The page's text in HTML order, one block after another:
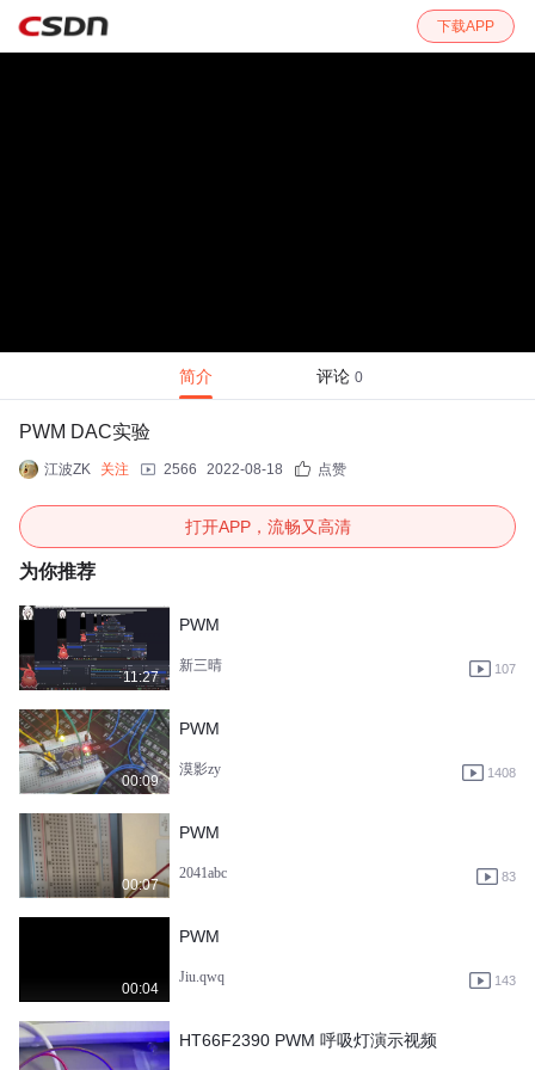
下载APP
简介 评论 0
PWM DAC实验
江波ZK 关注 2566 2022-08-18 点赞
打开APP，流畅又高清
为你推荐
11:27
PWM
新三晴 107
00:09
PWM
漠影zy 1408
00:07
PWM
2041abc 83
00:04
PWM
Jiu.qwq 143
HT66F2390 PWM 呼吸灯演示视频